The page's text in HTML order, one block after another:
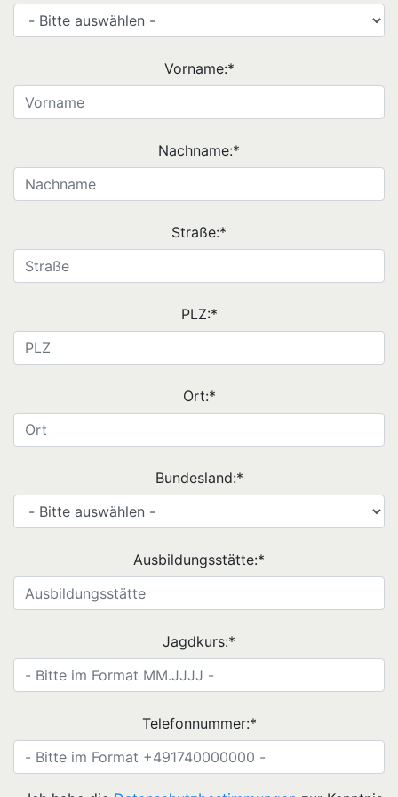
Vorname:*
Nachname:*
Straße:*
PLZ:*
Ort:*
Bundesland:*
Ausbildungsstätte:*
Jagdkurs:*
Telefonnummer:*